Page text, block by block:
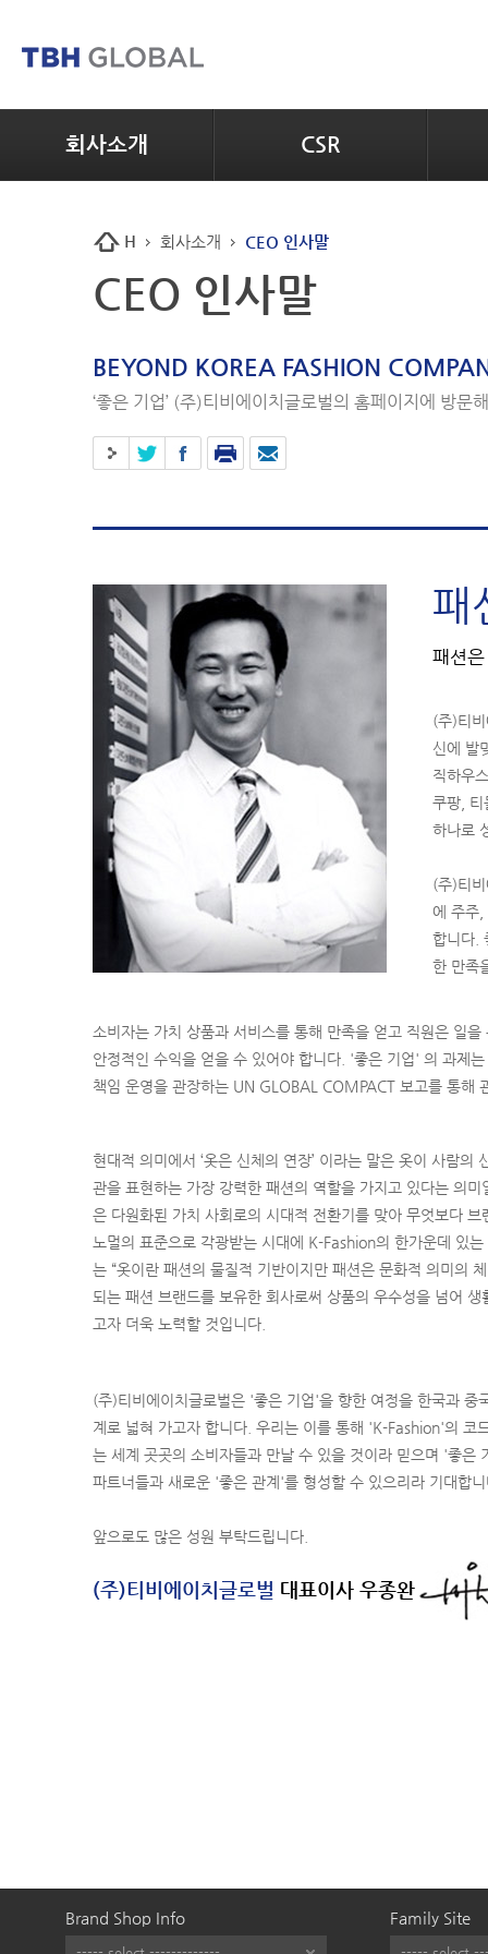
회사소개 CSR
H 회사소개 CEO 인사말
CEO 인사말
BEYOND KOREA FASHION
‘좋은 기업’ (주)티비에이치글로벌의 홈페이지에 방문
패
패션
(주)티
신에 발
직하우
쿠팡, 티
하나로
(주)티
에 주주,
합니다.
한 만족
소비자는 가치 상품과 서비스를 통해 만족을 얻고 직원은 일
안정적인 수익을 얻을 수 있어야 합니다. '좋은 기업' 의 과제
책임 운영을 관장하는 UN GLOBAL COMPACT 보고를 통해
현대적 의미에서 ‘옷은 신체의 연장’ 이라는 말은 옷이 사람
관을 표현하는 가장 강력한 패션의 역할을 가지고 있다는 의
은 다원화된 가치 사회로의 시대적 전환기를 맞아 무엇보다
노멀의 표준으로 각광받는 시대에 K-Fashion의 한가운데 있
는 “옷이란 패션의 물질적 기반이지만 패션은 문화적 의미의
되는 패션 브랜드를 보유한 회사로써 상품의 우수성을 넘어
고자 더욱 노력할 것입니다.
(주)티비에이치글로벌은 '좋은 기업'을 향한 여정을 한국과 중
계로 넓혀 가고자 합니다. 우리는 이를 통해 'K-Fashion'의 코
는 세계 곳곳의 소비자들과 만날 수 있을 것이라 믿으며 '좋은
파트너들과 새로운 '좋은 관계'를 형성할 수 있으리라 기대합
앞으로도 많은 성원 부탁드립니다.
(주)티비에이치글로벌 대표이사 우종완
Brand Shop Info Family Site